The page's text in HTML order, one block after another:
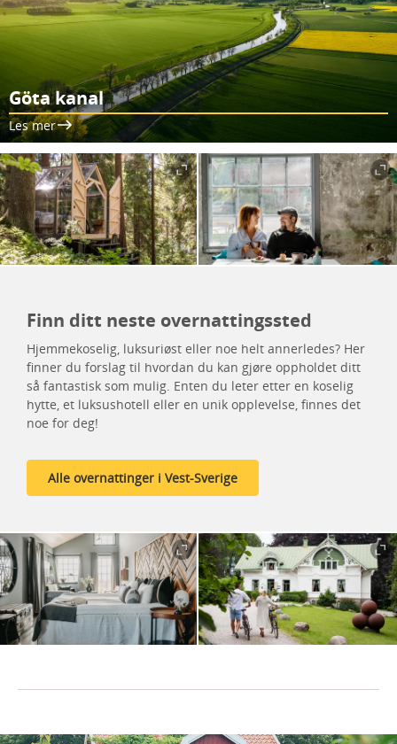
Göta kanal
Les mer
Finn ditt neste overnattingssted
Hjemmekoselig, luksuriøst eller noe helt annerledes? Her
finner du forslag til hvordan du kan gjøre oppholdet ditt
så fantastisk som mulig. Enten du leter etter en koselig
hytte, et luksushotell eller en unik opplevelse, finnes det
noe for deg!
Alle overnattinger i Vest-Sverige